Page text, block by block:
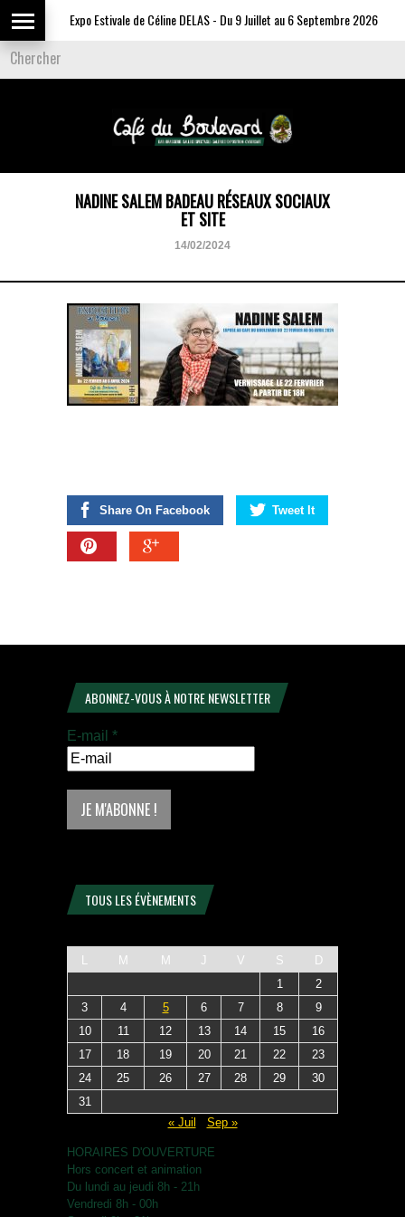
Expo Estivale de Céline DELAS - Du 9 Juillet au 6 Septembre 2026
NADINE SALEM BADEAU RÉSEAUX SOCIAUX
ET SITE
14/02/2024
Share On Facebook Tweet It
ABONNEZ-VOUS À NOTRE NEWSLETTER
E-mail *
TOUS LES ÉVÈNEMENTS
L M M J V S
D
1
2
3
4 5 6 7 8
9
10
11 12 13 14 15
16
17
18 19 20 21 22
23
24
25 26 27 28 29
30
31
« Juil
Sep »
HORAIRES D'OUVERTURE
Hors concert et animation
Du lundi au jeudi 8h - 21h
Vendredi 8h - 00h